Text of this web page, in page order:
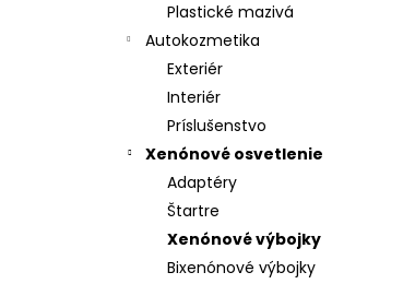
Plastické mazivá
Autokozmetika
Exteriér
Interiér
Príslušenstvo
Xenónové osvetlenie
Adaptéry
Štartre
Xenónové výbojky
Bixenónové výbojky
LED T5 ČERVENÁ, 12V, 3LED / SMD